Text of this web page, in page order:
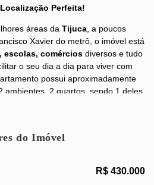
Perfeita!
áreas da Tijuca , a poucos
Xavier do metrô, o imóvel está
escolas, comércios diversos e tudo
o seu dia a dia para viver com
possui aproximadamente
ambientes, 2 quartos, sendo 1 deles
é a dependência revertida para
social, cozinha com armários
estar de toda a família. O
e bem seleto. Um local ideal
e praticidade. Possui vaga de
do Imóvel
R$ 430.000